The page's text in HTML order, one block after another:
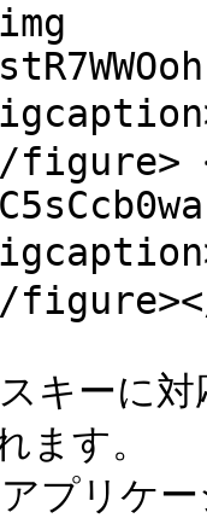
キーに
ます。
プリケ